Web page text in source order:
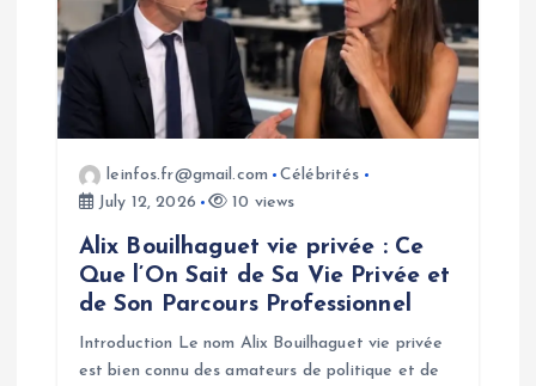
leinfos.fr@gmail.com
Célébrités
July 12, 2026
10 views
Alix Bouilhaguet vie privée : Ce
Que l’On Sait de Sa Vie Privée et
de Son Parcours Professionnel
Introduction Le nom Alix Bouilhaguet vie privée
est bien connu des amateurs de politique et de